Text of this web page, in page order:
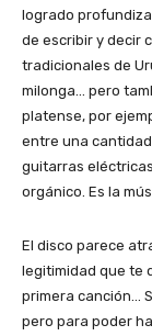
logrado
de escribir y decir
tradicionales de
milonga… pero
platense, por
entre una
guitarras
orgánico. Es la
El disco parece
legitimidad que te
primera canción…
pero para poder